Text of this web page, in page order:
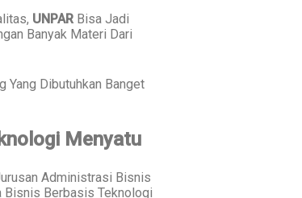
UNPAR Bisa Jadi
Banyak Materi Dari
Yang Dibutuhkan Banget
Menyatu
Administrasi Bisnis
Bisnis Berbasis Teknologi